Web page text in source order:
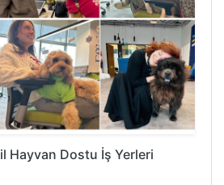
Hayvan Dostu İş Yerleri